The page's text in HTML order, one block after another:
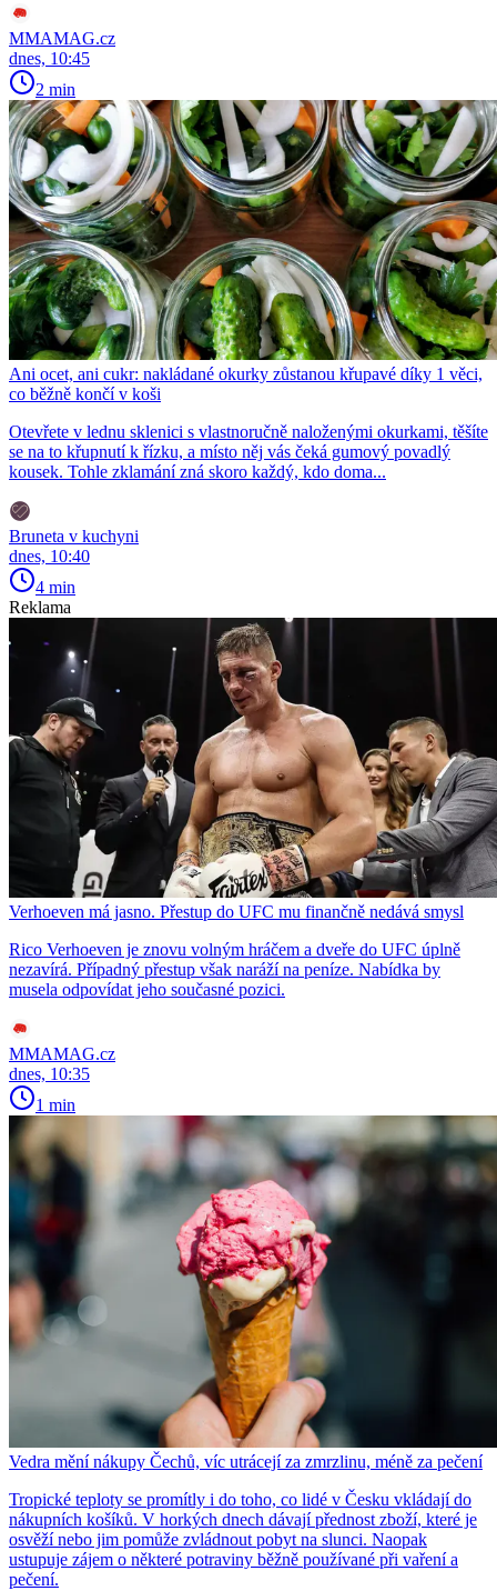
MMAMAG.cz
dnes, 10:45
2 min
Ani ocet, ani cukr: nakládané okurky zůstanou křupavé díky 1 věci,
co běžně končí v koši
Otevřete v lednu sklenici s vlastnoručně naloženými okurkami, těšíte
se na to křupnutí k řízku, a místo něj vás čeká gumový povadlý
kousek. Tohle zklamání zná skoro každý, kdo doma...
Bruneta v kuchyni
dnes, 10:40
4 min
Reklama
Verhoeven má jasno. Přestup do UFC mu finančně nedává smysl
Rico Verhoeven je znovu volným hráčem a dveře do UFC úplně
nezavírá. Případný přestup však naráží na peníze. Nabídka by
musela odpovídat jeho současné pozici.
MMAMAG.cz
dnes, 10:35
1 min
Vedra mění nákupy Čechů, víc utrácejí za zmrzlinu, méně za pečení
Tropické teploty se promítly i do toho, co lidé v Česku vkládají do
nákupních košíků. V horkých dnech dávají přednost zboží, které je
osvěží nebo jim pomůže zvládnout pobyt na slunci. Naopak
ustupuje zájem o některé potraviny běžně používané při vaření a
pečení.